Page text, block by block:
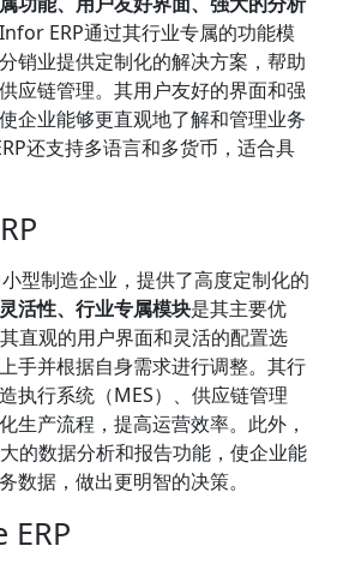
ERP通过其行业专属的功能模
销业提供定制化的解决方案，帮助
应链管理。其用户友好的界面和强
企业能够更直观地了解和管理业务
还支持多语言和多货币，适合具
型制造企业，提供了高度定制化的
活性、行业专属模块是其主要优
直观的用户界面和灵活的配置选
手并根据自身需求进行调整。其行
执行系统（MES）、供应链管理
生产流程，提高运营效率。此外，
的数据分析和报告功能，使企业能
数据，做出更明智的决策。
ERP